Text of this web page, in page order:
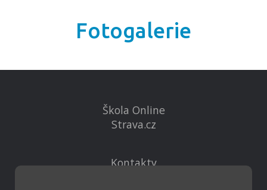
Fotogalerie
Škola Online
Strava.cz
Kontakty